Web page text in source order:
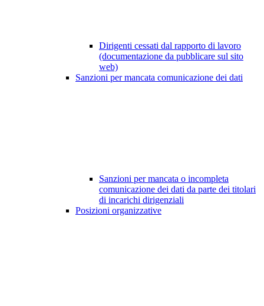
Dirigenti cessati dal rapporto di lavoro
(documentazione da pubblicare sul sito
web)
Sanzioni per mancata comunicazione dei dati
Sanzioni per mancata o incompleta
comunicazione dei dati da parte dei titolari
di incarichi dirigenziali
Posizioni organizzative